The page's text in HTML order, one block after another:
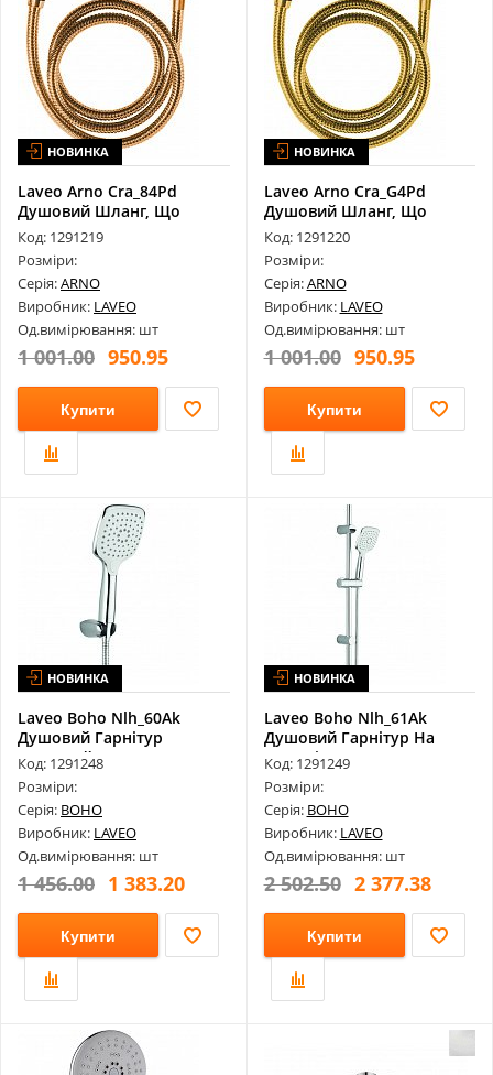
НОВИНКА
Laveo Arno Cra_84Pd
Душовий Шланг, Що
Розтягується 1...
Код: 1291219
Розміри:
Серія:ARNO
Виробник: LAVEO
Од.вимірювання: шт
1 001.00 950.95
Купити
НОВИНКА
Laveo Arno Cra_G4Pd
Душовий Шланг, Що
Розтягується 1...
Код: 1291220
Розміри:
Серія:ARNO
Виробник: LAVEO
Од.вимірювання: шт
1 001.00 950.95
Купити
НОВИНКА
Laveo Boho Nlh_60Ak
Душовий Гарнітур
Точковий
Код: 1291248
Розміри:
Серія: BOHO
Виробник: LAVEO
Од.вимірювання: шт
1 456.00 1 383.20
Купити
НОВИНКА
Laveo Boho Nlh_61Ak
Душовий Гарнітур На
Штанзі
Код: 1291249
Розміри:
Серія: BOHO
Виробник: LAVEO
Од.вимірювання: шт
2 502.50 2 377.38
Купити